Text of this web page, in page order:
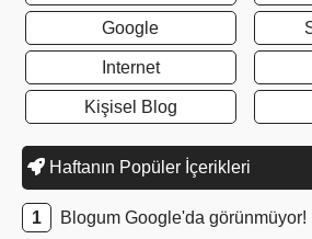
Google
Internet
Kişisel Blog
Haftanın Popüler İçerikleri
Blogum Google'da görünmüyor!